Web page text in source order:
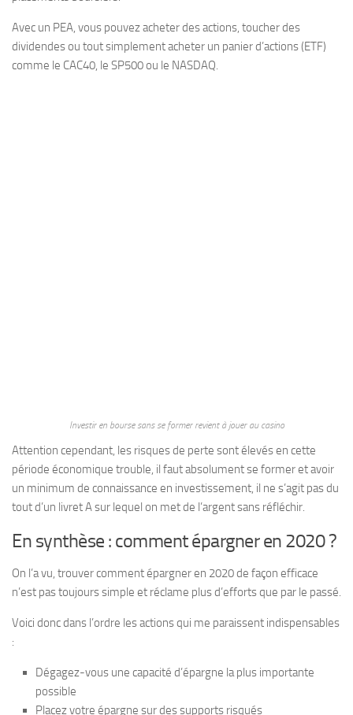
Avec un PEA, vous pouvez acheter des actions, toucher des
dividendes ou tout simplement acheter un panier d’actions (ETF)
comme le CAC40, le SP500 ou le NASDAQ.
Investir en bourse sans se former revient à jouer au casino
Attention cependant, les risques de perte sont élevés en cette
période économique trouble, il faut absolument se former et avoir
un minimum de connaissance en investissement, il ne s’agit pas du
tout d’un livret A sur lequel on met de l’argent sans réfléchir.
En synthèse : comment épargner en 2020 ?
On l’a vu, trouver comment épargner en 2020 de façon efficace
n’est pas toujours simple et réclame plus d’efforts que par le passé.
Voici donc dans l’ordre les actions qui me paraissent indispensables
:
Dégagez-vous une capacité d’épargne la plus importante
possible
Placez votre épargne sur des supports risqués